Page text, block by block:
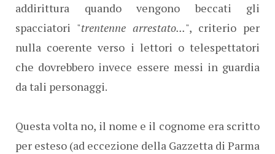
addirittura quando vengono beccati gli
spacciatori "trentenne arrestato...", criterio per
nulla coerente verso i lettori o telespettatori
che dovrebbero invece essere messi in guardia
da tali personaggi.
Questa volta no, il nome e il cognome era scritto
per esteso (ad eccezione della Gazzetta di Parma